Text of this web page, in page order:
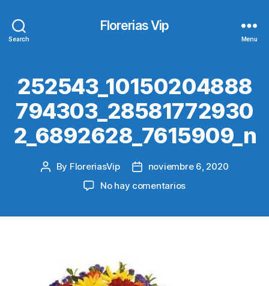
Search
Florerias Vip
Menu
252543_10150204888
794303_28581772930
2_6892628_7615909_n
Post
By FloreriasVip
Postnoviembre 6, 2020
No hay comentariosen